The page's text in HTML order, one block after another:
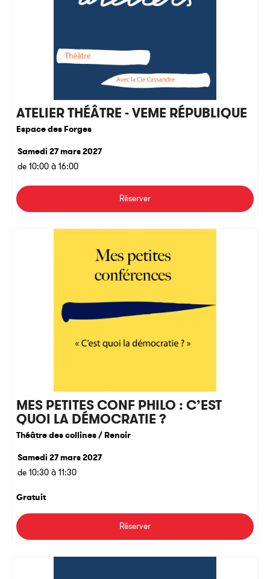
ATELIER THÉÂTRE - VEME RÉPUBLIQUE
Espace des Forges
Samedi 27 mars 2027
de 10:00 à 16:00
Réserver
MES PETITES CONF PHILO : C’EST
QUOI LA DÉMOCRATIE ?
Théâtre des collines / Renoir
Samedi 27 mars 2027
de 10:30 à 11:30
Gratuit
Réserver